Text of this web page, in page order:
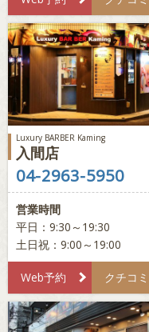
Luxury BARBER Kaming
入間店
04-2963-5950
営業時間
平日：9:30～19:30
土日祝：9:00～19:00
Web予約 クチコミ